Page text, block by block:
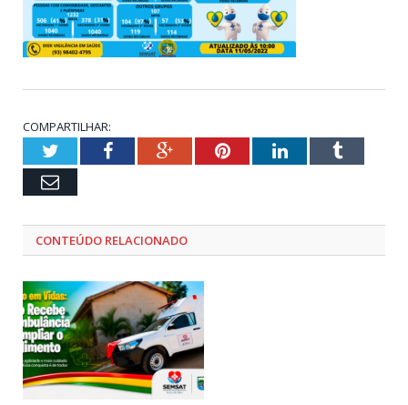
COMPARTILHAR:
TwitterFacebookGoogle+PinterestLinkedInTumblr
Email
CONTEÚDO RELACIONADO